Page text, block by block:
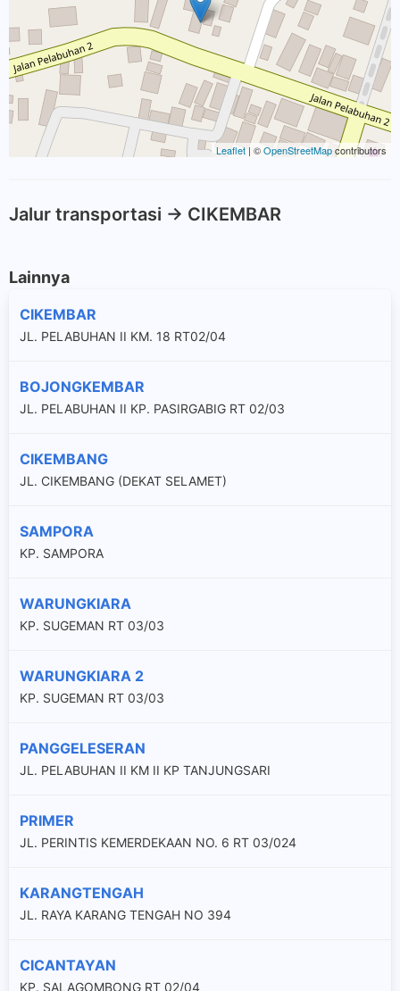
Leaflet | ©OpenStreetMapcontributors
Jalur transportasi -> CIKEMBAR
Lainnya
CIKEMBAR
JL. PELABUHAN II KM. 18 RT02/04
BOJONGKEMBAR
JL. PELABUHAN II KP. PASIRGABIG RT 02/03
CIKEMBANG
JL. CIKEMBANG (DEKAT SELAMET)
SAMPORA
KP. SAMPORA
WARUNGKIARA
KP. SUGEMAN RT 03/03
WARUNGKIARA 2
KP. SUGEMAN RT 03/03
PANGGELESERAN
JL. PELABUHAN II KM II KP TANJUNGSARI
PRIMER
JL. PERINTIS KEMERDEKAAN NO. 6 RT 03/024
KARANGTENGAH
JL. RAYA KARANG TENGAH NO 394
CICANTAYAN
KP. SALAGOMBONG RT 02/04